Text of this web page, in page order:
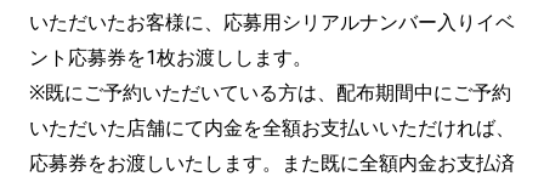
いただいたお客様に、応募用シリアルナンバー入りイベ
ント応募券を1枚お渡しします。
※既にご予約いただいている方は、配布期間中にご予約
いただいた店舗にて内金を全額お支払いいただければ、
応募券をお渡しいたします。また既に全額内金お支払済